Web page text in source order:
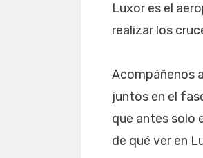
Luxor es el
realizar los
Acompáñenos
juntos en el
que antes solo
de qué ver en